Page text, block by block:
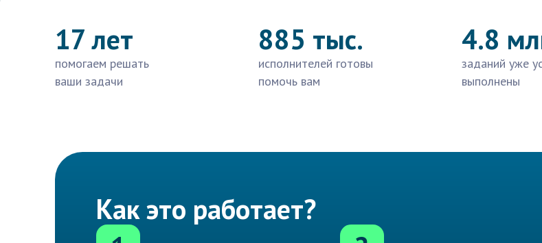
17 лет
помогаем решать
ваши задачи
885 тыс.
исполнителей готовы
помочь вам
4.8
заданий уже
выполнены
Как это работает?